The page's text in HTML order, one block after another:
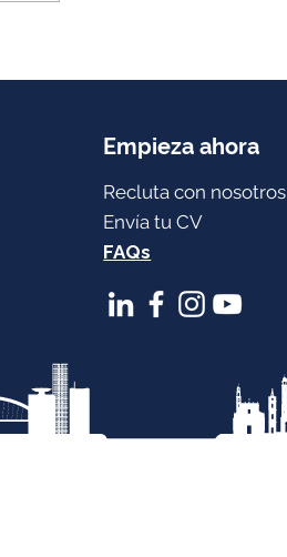
aprender sobre
Empieza ahora
Recluta con nosotros
Envía tu CV
FAQs